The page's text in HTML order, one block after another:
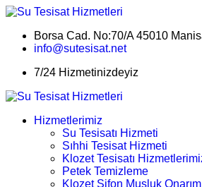
Borsa Cad. No:70/A 45010
info@sutesisat.net
7/24 Hizmetinizdeyiz
Hizmetlerimiz
Su Tesisatı Hizmeti
Sıhhi Tesisat Hizmeti
Klozet Tesisatı
Petek Temizleme
Klozet Sifon Musluk